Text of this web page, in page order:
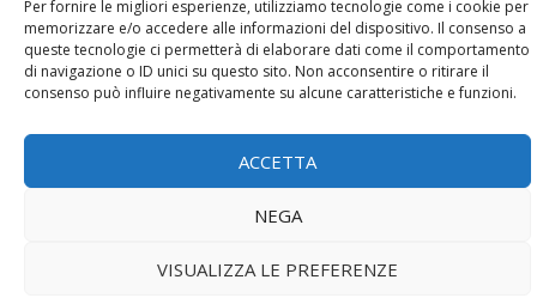
Per fornire le migliori esperienze, utilizziamo tecnologie come i cookie per
memorizzare e/o accedere alle informazioni del dispositivo. Il consenso a
queste tecnologie ci permetterà di elaborare dati come il comportamento
di navigazione o ID unici su questo sito. Non acconsentire o ritirare il
consenso può influire negativamente su alcune caratteristiche e funzioni.
ACCETTA
NEGA
VISUALIZZA LE PREFERENZE
Contatti